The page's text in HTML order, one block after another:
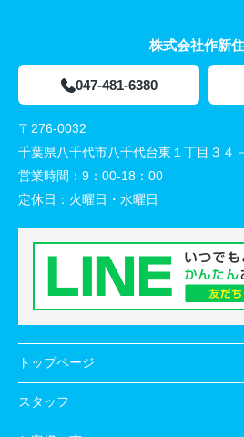
株式会社作新
047-481-6380
〒276-0032
千葉県八千代市八千代台東１丁目３４
営業時間： 9：00-18：00
定休日： 火曜日・水曜日
トップページ
スタッフ